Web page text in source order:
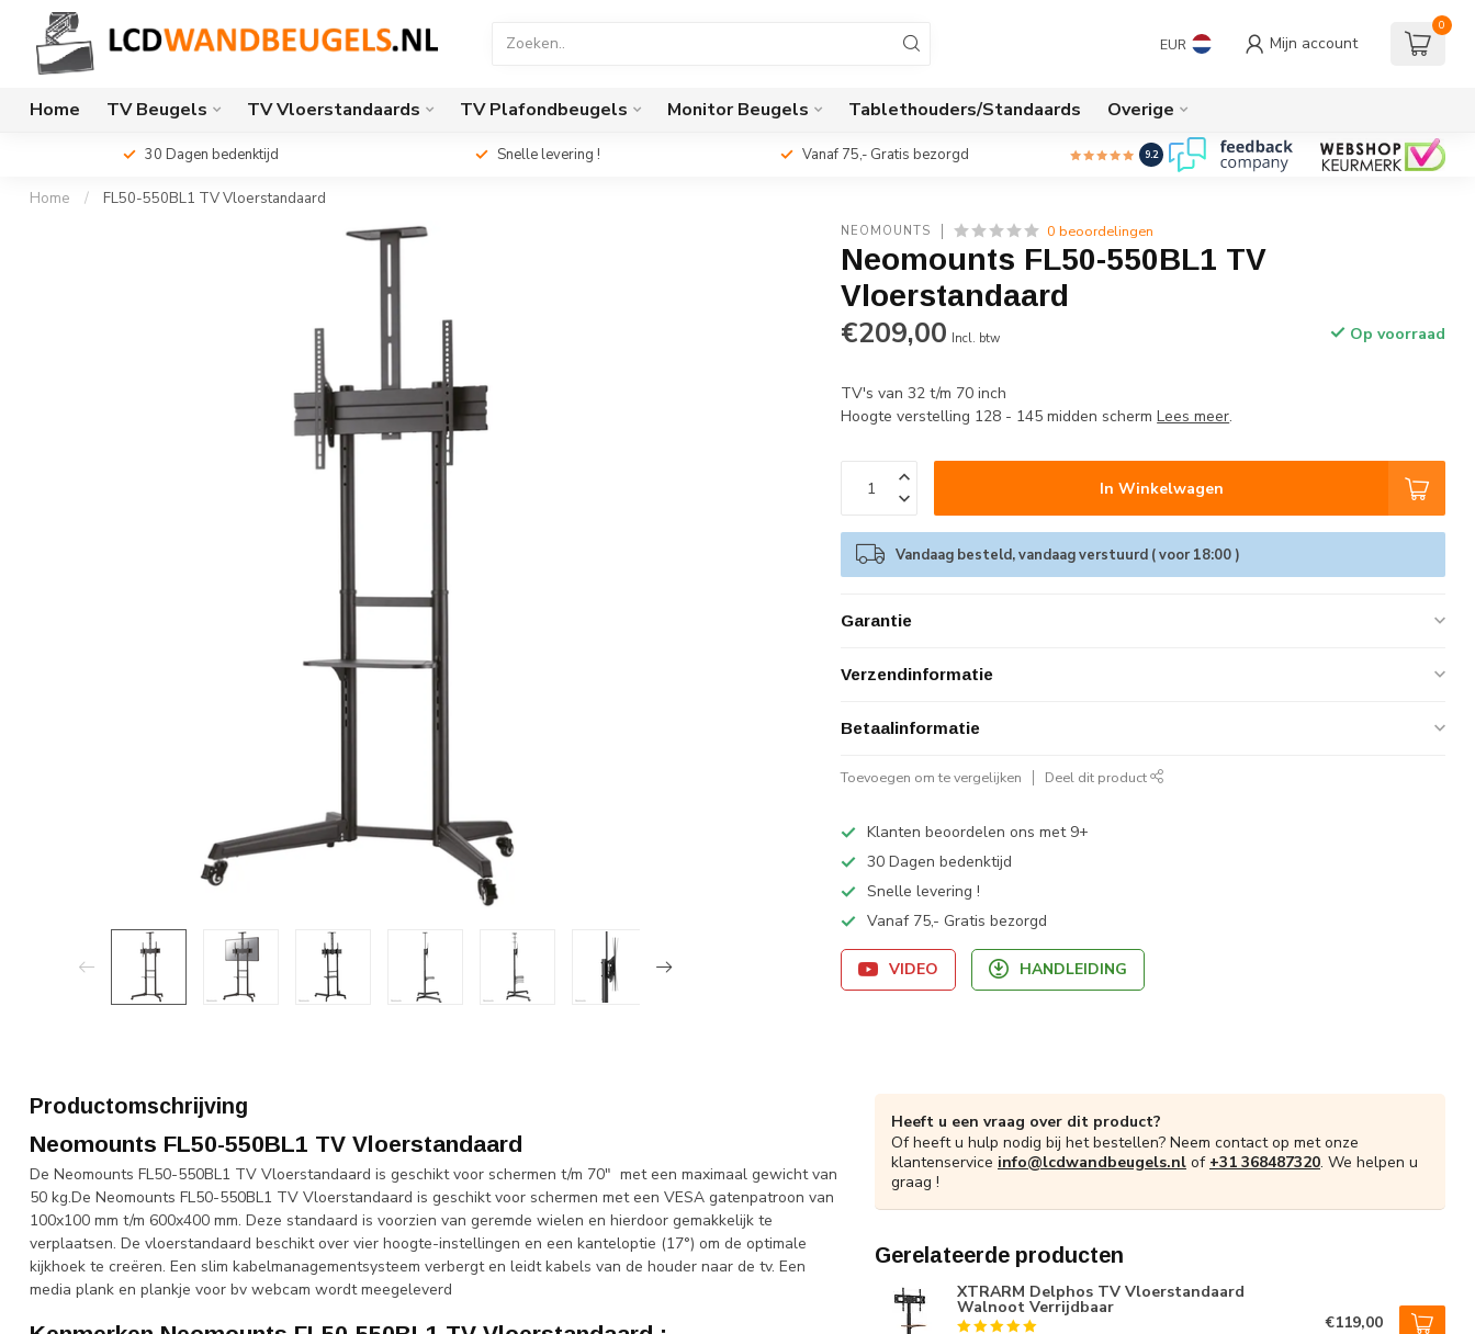
EUR Mijn account
0
Home TV Beugels TV Vloerstandaards TV Plafondbeugels Monitor Beugels Tablethouders/Standaards Overige
30 Dagen bedenktijd Snelle levering ! Vanaf 75,- Gratis bezorgd 9.2
Home / FL50-550BL1 TV Vloerstandaard
NEOMOUNTS 0 beoordelingen
Neomounts FL50-550BL1 TV
Vloerstandaard
€209,00 Incl. btw Op voorraad
TV's van 32 t/m 70 inch
Hoogte verstelling 128 - 145 midden schermLees meer.
In Winkelwagen
Vandaag besteld, vandaag verstuurd ( voor 18:00 )
Garantie
Verzendinformatie
Betaalinformatie
Toevoegen om te vergelijken Deel dit product
Klanten beoordelen ons met 9+
30 Dagen bedenktijd
Snelle levering !
Vanaf 75,- Gratis bezorgd
VIDEO HANDLEIDING
Productomschrijving
Neomounts FL50-550BL1 TV Vloerstandaard
De Neomounts FL50-550BL1 TV Vloerstandaard is geschikt voor schermen t/m 70" met een maximaal gewicht van
50 kg.De Neomounts FL50-550BL1 TV Vloerstandaard is geschikt voor schermen met een VESA gatenpatroon van
100x100 mm t/m 600x400 mm. Deze standaard is voorzien van geremde wielen en hierdoor gemakkelijk te
verplaatsen. De vloerstandaard beschikt over vier hoogte-instellingen en een kanteloptie (17°) om de optimale
kijkhoek te creëren. Een slim kabelmanagementsysteem verbergt en leidt kabels van de houder naar de tv. Een
media plank en plankje voor bv webcam wordt meegeleverd
Heeft u een vraag over dit product?
Of heeft u hulp nodig bij het bestellen? Neem contact op met onze
klantenservice info@lcdwandbeugels.nl of +31 368487320. We helpen u
graag !
Gerelateerde producten
XTRARM Delphos TV Vloerstandaard
Walnoot Verrijdbaar
€119,00